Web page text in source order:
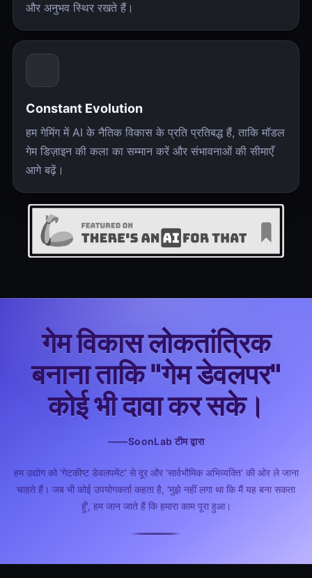
और अनुभव स्थिर रखते हैं।
Constant Evolution
हम गेमिंग में AI के नैतिक विकास के प्रति प्रतिबद्ध हैं, ताकि मॉडल
गेम डिज़ाइन की कला का सम्मान करें और संभावनाओं की सीमाएँ
आगे बढ़ें।
गेम विकास लोकतांत्रिक
बनाना ताकि "गेम डेवलपर"
कोई भी दावा कर सके।
——SoonLab टीम द्वारा
हम उद्योग को 'गेटकीप्ट डेवलपमेंट' से दूर और 'सार्वभौमिक अभिव्यक्ति' की ओर ले जाना
चाहते हैं। जब भी कोई उपयोगकर्ता कहता है, 'मुझे नहीं लगा था कि मैं यह बना सकता
हूँ', हम जान जाते हैं कि हमारा काम पूरा हुआ।